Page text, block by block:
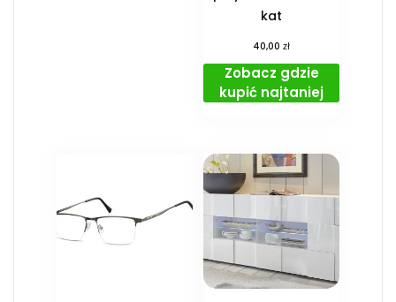
kat
40,00zł
Zobacz gdzie
kupić najtaniej